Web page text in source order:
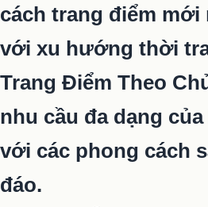
cách trang điểm
với xu hướng thời
Trang Điểm Theo
nhu cầu đa dạng
với các phong cách
đáo.